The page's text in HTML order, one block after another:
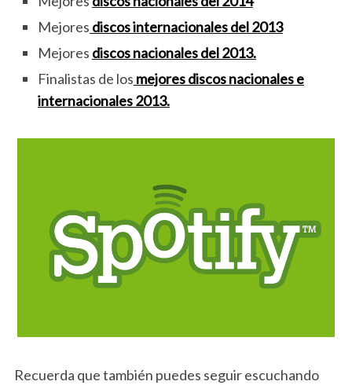
Mejores discos internacionales del 2013
Mejores discos nacionales del 2013.
Finalistas de los mejores discos nacionales e
internacionales 2013.
Recuerda que también puedes seguir escuchando